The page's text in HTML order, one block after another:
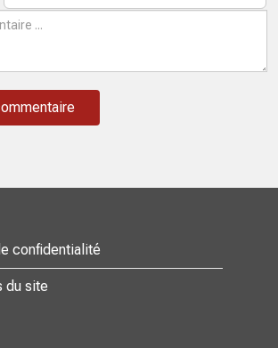
confidentialité
du site